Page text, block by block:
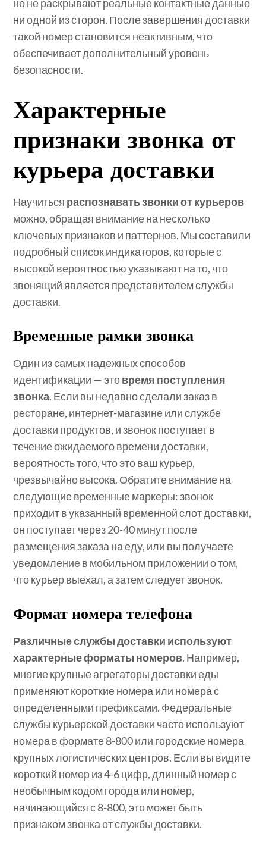
но не раскрывают реальные контактные данные
ни одной из сторон. После завершения доставки
такой номер становится неактивным, что
обеспечивает дополнительный уровень
безопасности.
Характерные
признаки звонка от
курьера доставки
Научиться распознавать звонки от курьеров
можно, обращая внимание на несколько
ключевых признаков и паттернов. Мы составили
подробный список индикаторов, которые с
высокой вероятностью указывают на то, что
звонящий является представителем службы
доставки.
Временные рамки звонка
Один из самых надежных способов
идентификации — этовремя поступления
звонка. Если вы недавно сделали заказ в
ресторане, интернет-магазине или службе
доставки продуктов, и звонок поступает в
течение ожидаемого времени доставки,
вероятность того, что это ваш курьер,
чрезвычайно высока. Обратите внимание на
следующие временные маркеры: звонок
приходит в указанный временной слот доставки,
он поступает через 20-40 минут после
размещения заказа на еду, или вы получаете
уведомление в мобильном приложении о том,
что курьер выехал, а затем следует звонок.
Формат номера телефона
Различные службы доставки используют
характерные форматы номеров. Например,
многие крупные агрегаторы доставки еды
применяют короткие номера или номера с
определенными префиксами. Федеральные
службы курьерской доставки часто используют
номера в формате 8-800 или городские номера
крупных логистических центров. Если вы видите
короткий номер из 4-6 цифр, длинный номер с
необычным кодом города или номер,
начинающийся с 8-800, это может быть
признаком звонка от службы доставки.